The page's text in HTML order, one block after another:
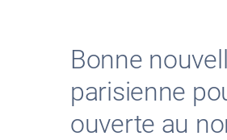
Bonne
parisienne
ouverte au